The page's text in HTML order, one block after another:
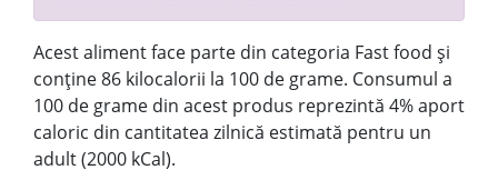
Acest aliment face parte din categoria Fast food și
conține 86 kilocalorii la 100 de grame. Consumul a
100 de grame din acest produs reprezintă 4% aport
caloric din cantitatea zilnică estimată pentru un
adult (2000 kCal).